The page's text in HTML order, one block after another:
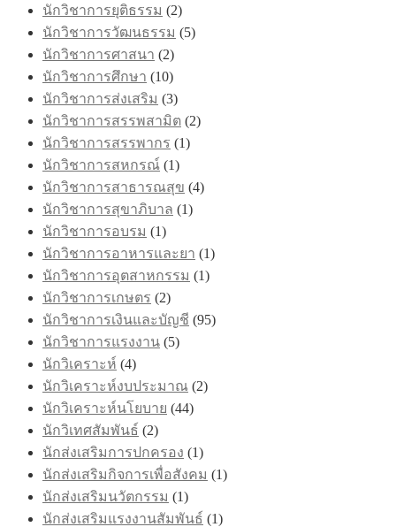
นักวิชาการยุติธรรม (2)
นักวิชาการวัฒนธรรม (5)
นักวิชาการศาสนา (2)
นักวิชาการศึกษา (10)
นักวิชาการส่งเสริม (3)
นักวิชาการสรรพสามิต (2)
นักวิชาการสรรพากร (1)
นักวิชาการสหกรณ์ (1)
นักวิชาการสาธารณสุข (4)
นักวิชาการสุขาภิบาล (1)
นักวิชาการอบรม (1)
นักวิชาการอาหารและยา (1)
นักวิชาการอุตสาหกรรม (1)
นักวิชาการเกษตร (2)
นักวิชาการเงินและบัญชี (95)
นักวิชาการแรงงาน (5)
นักวิเคราะห์ (4)
นักวิเคราะห์งบประมาณ (2)
นักวิเคราะห์นโยบาย (44)
นักวิเทศสัมพันธ์ (2)
นักส่งเสริมการปกครอง (1)
นักส่งเสริมกิจการเพื่อสังคม (1)
นักส่งเสริมนวัตกรรม (1)
นักส่งเสริมแรงงานสัมพันธ์ (1)